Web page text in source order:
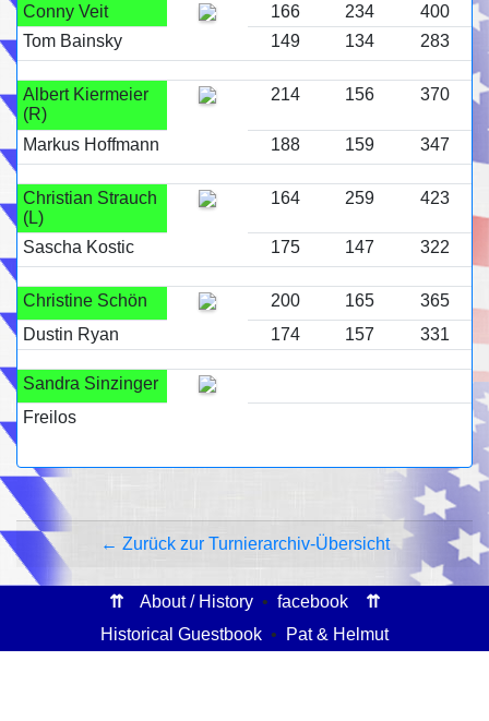
Conny Veit 166 234
400
Tom Bainsky
149 134 283
Albert Kiermeier
(R)
214 156 370
Markus Hoffmann 188 159 347
Christian Strauch
(L)
164 259 423
Sascha Kostic 175 147 322
Christine Schön 200 165
365
Dustin Ryan
174 157 331
Sandra Sinzinger
Freilos
← Zurück zur Turnierarchiv-Übersicht
⇈ About / History • facebook
⇈
Historical Guestbook • Pat & Helmut